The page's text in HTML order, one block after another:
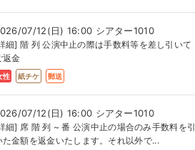
07/12(日) 16:00 シアター1010
細] 階 列 公演中止の際は手数料等を差し引いて
返金
性 紙チケ 郵送
07/12(日) 16:00 シアター1010
細] 席 階 列 ~ 番 公演中止の場合のみ手数料を引
た金額を返金いたします。それ以外で...